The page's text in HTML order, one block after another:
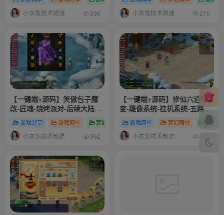
小灰兔技术频道 296
统-搭建教程-源码
小灰兔技术频道 270
【一键端+源码】笑傲包子魔
改-匠魂-烧烤派对-后续大陆更
新等游戏分享 游戏网单 梦幻网单
小灰兔技术频道 362
【一键端+源码】修仙六道中
变-雕像系统-挂机系统-五路财
神系统-破镜系统-四道轮回-渡
劫系统-世界地图–等等更多自
行体验-搭建教程-攻略-源码
游戏网单 梦幻网单 游戏
小灰兔技术频道 392